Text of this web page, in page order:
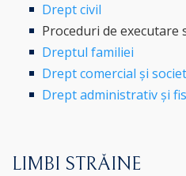
Drept civil
Proceduri de executare
Dreptul familiei
Drept comercial și
Drept administrativ și
LIMBI STRĂINE